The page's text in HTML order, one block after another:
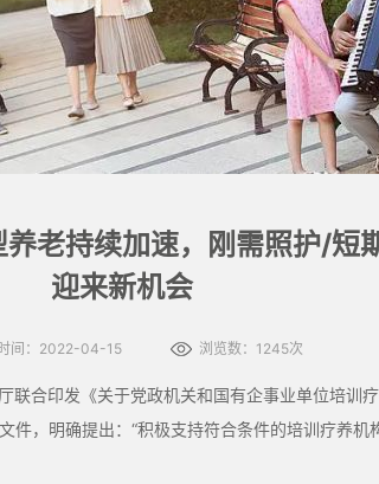
老持续加速，刚需照护/短
迎来新机会
间：2022-04-15 浏览数：1245次
合印发《关于党政机关和国有企事业单位培训
件，明确提出：“积极支持符合条件的培训疗养机